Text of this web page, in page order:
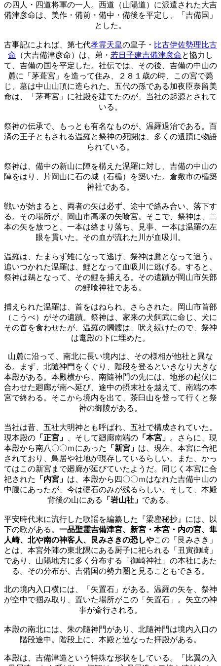
の四人・四道将軍の一人。西道（山陽道）に派遣された大吉
備津彦命は、美作・備前・備中・備後を平定し、「吉備国」
とした。
古事記によれば、第七代孝霊天皇の皇子・ 比古伊佐勢理比古
命 （大吉備津彦命）は、弟・ 若日子建吉備津彦命と協力し
て、吉備の国を平定した。社伝では、その後、吉備の中山の
麓に「茅葺宮」を造って住み、２８１歳の時、この宮で薨
じ、墓は中山山頂に造られた。五代の孫である加夜臣奈留美
命は、「茅葺宮」に社殿を建てたのが、当社の起源とされて
いる。
祭神の伝承で、もっとも有名なものが、温羅退治である。百
済の王子ともされる温羅と祭神の死闘は、多くの遺蹟に物語
られている。
祭神は、備中の新山に陣を構えた温羅に対し、吉備の中山の
陣をはり、片岡山に石の城（石楯）を築いた。倉敷市の楯築
神社である。
戦いが始まると、両者の矢は必ず、途中で絡み合い、落下す
る。その場所が、岡山市高塚の矢喰宮。そこで、祭神は、二
本の矢を放つと、一本は絡まり落ち、見事、一本は温羅の左
眼を貫いた。その血が流れた川が血吸川。
温羅は、たまらず雉になって逃げ、祭神は鷹となって追う。
追いつかれた温羅は、鯉となって血吸川に逃げる。すると、
祭神は鵜となって、その鯉を捕える。その遺蹟が岡山市矢部
の鯉喰神社である。
捕えられた温羅は、首をはねられ、さらされた。岡山市首部
（こうべ）がその遺蹟。祭神は、家来の犬飼武に命じ、犬に
その首を食わせたが、温羅の髑髏は、吠え続けたので、祭神
は竃殿の下に埋めた。
山麓に沿って、南北に長い境内は、その様相が他社と異な
る。まず、北隨神門をくぐり、階段を登るといきなり大きな
本殿がある。本殿横から、南隨神門の先には、地形の起伏に
合わせた廻廊が南へ延び、途中の摂末社を越えて、南端の本
宮で終わる。そこから境内を出て、茶臼山を登って行くと祭
神の御陵がある。
当社は昔、五社大明神とも呼ばれ、五社で構成されていた。
現本殿の 「正宮」 、そして廻廊南端の 「本宮」 。さらに、現
本殿から南八〇〇ｍにあった
「新宮」 は、現在、本宮に合祀
されており、鳥居や社地が現存しているらしい。また、かっ
てはこの新宮まで廻廊が延びていたようだ。同じく本宮に合
祀された
「内宮」 は、本殿から四〇〇ｍはなれた吉備中山の
中腹にあったが、今は礎石のみが残るらしい。そして、本殿
背後の山にある
「岩山社」 である。
平安時代末に流行した歌謡を編纂した『梁塵秘抄』には、以
下の歌がある。 一品聖霊吉備津宮、新宮・本宮・内の宮、隼
人崎、北や南の神客人、艮みさきの恐しやこの「艮みさき」
とは、本宮外陣の東北隅にある厨子に祀られる「丑寅御崎」
であり、山陽地方に多く分布する「御崎神社」の本社にあた
る。その分布が、吉備国の勢力圏と見ることもできる。
北の境内入口横には、「矢置石」がある。温羅の矢を、祭神
が空中で掴み取り、置いた場所がこの「矢置石」。矢立の神
事が斎行される。
本殿の南北には、朱の隨神門があり、北隨神門は境内入口の
階段途中。階段上に、本殿と連なった拝殿がある。
本殿は、吉備津造という特殊な形状をしている。「比翼の入